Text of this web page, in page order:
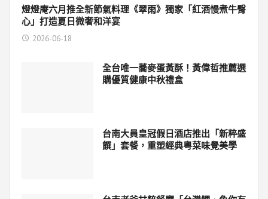
燈燈庵六月推全新節氣料理《翠雨》獨家「紅酒慢煮牛臀
心」打造夏日微奢和洋宴
2026-06-18
全台唯一蕎麥蛋黃酥！黃偉哲推薦選
購優質健康中秋禮盒
台南大員皇冠假日酒店推出「新粹盛
饌」套餐，重塑經典粵菜味覺美學